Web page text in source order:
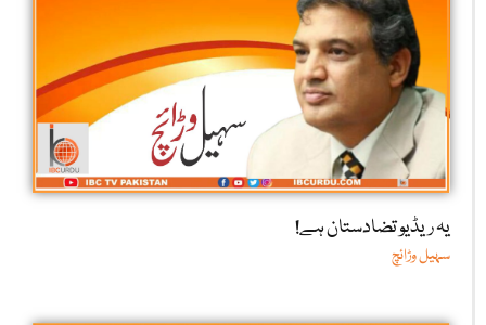
یہ ریڈیو تضادستان ہے!
سہیل وڑائچ